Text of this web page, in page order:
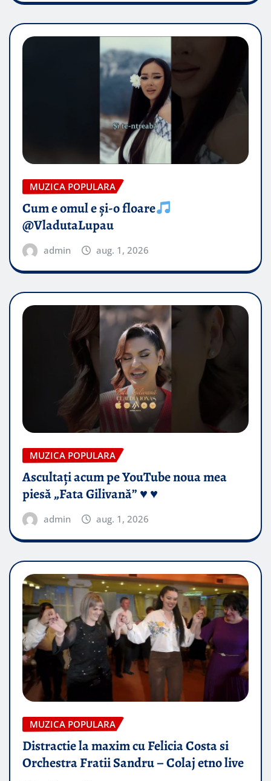
MUZICA POPULARA
Cum e omul e și-o floare
@VladutaLupau
admin aug. 1, 2026
MUZICA POPULARA
Ascultați acum pe YouTube noua mea
piesă „Fata Gilivană” ♥️ ♥️
admin aug. 1, 2026
MUZICA POPULARA
Distractie la maxim cu Felicia Costa si
Orchestra Fratii Sandru – Colaj etno live